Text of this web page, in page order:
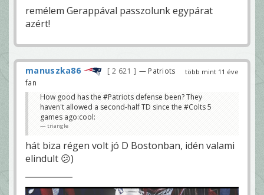
remélem Gerappával passzolunk egypárat
azért!
több mint 11 éve
manuszka86 2 621
— Patriots
fan
How good has the #Patriots defense been? They
haven't allowed a second-half TD since the #Colts 5
games ago:cool:
triangle
hát biza régen volt jó D Bostonban, idén valami
elindult 😕)